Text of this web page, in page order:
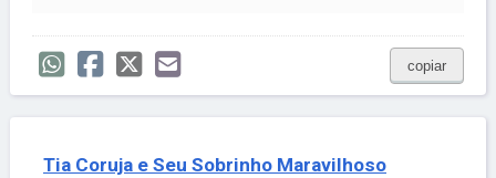
copiar
Tia Coruja e Seu Sobrinho Maravilhoso